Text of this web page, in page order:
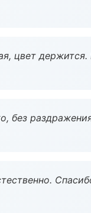
цвет держится.
без